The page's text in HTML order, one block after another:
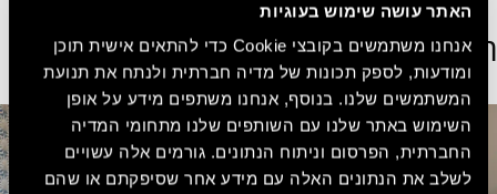
האתר עושה שימוש בעוגיות
אנחנו משתמשים בקובצי Cookie כדי להתאים אישית תוכן
ומודעות, לספק תכונות של מדיה חברתית ולנתח את תנועת
המשתמשים שלנו. בנוסף, אנחנו משתפים מידע על אופן
השימוש באתר שלנו עם השותפים שלנו מתחומי המדיה
החברתית, הפרסום וניתוח הנתונים. גורמים אלה עשויים
לשלב את הנתונים האלה עם מידע אחר שסיפקתם או שהם
הצג חדרים נוספים